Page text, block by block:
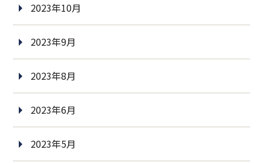
2023年10月
2023年9月
2023年8月
2023年6月
2023年5月